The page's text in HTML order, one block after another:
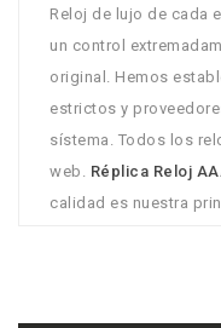
Reloj de lujo de cada
un control
original. Hemos
estrictos y
sístema. Todos los
web. Réplica Reloj
calidad es nuestra